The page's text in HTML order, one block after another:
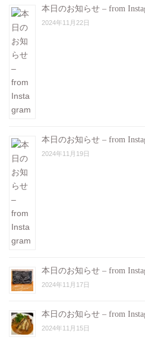
本日のお知らせ – from
2024年11月22日
本日のお知らせ – from
2024年11月19日
本日のお知らせ – from
2024年11月17日
本日のお知らせ – from
2024年11月15日